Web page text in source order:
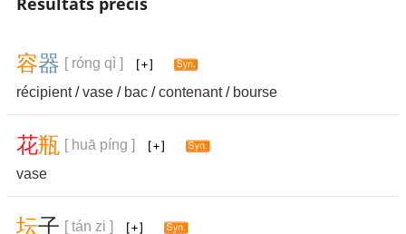
容器 [ róng qì ]
récipient/vase / bac /contenant/ bourse
花瓶 [ huā píng ]
vase
坛子 [ tán zi ]